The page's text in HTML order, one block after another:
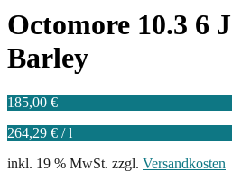
Octomore 10.3 6
Barley
185,00 €
264,29 € /l
inkl. 19 % MwSt. zzgl. Versandkosten